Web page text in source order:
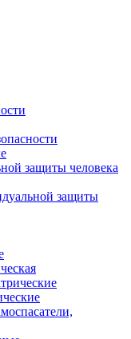
защиты человека
защиты